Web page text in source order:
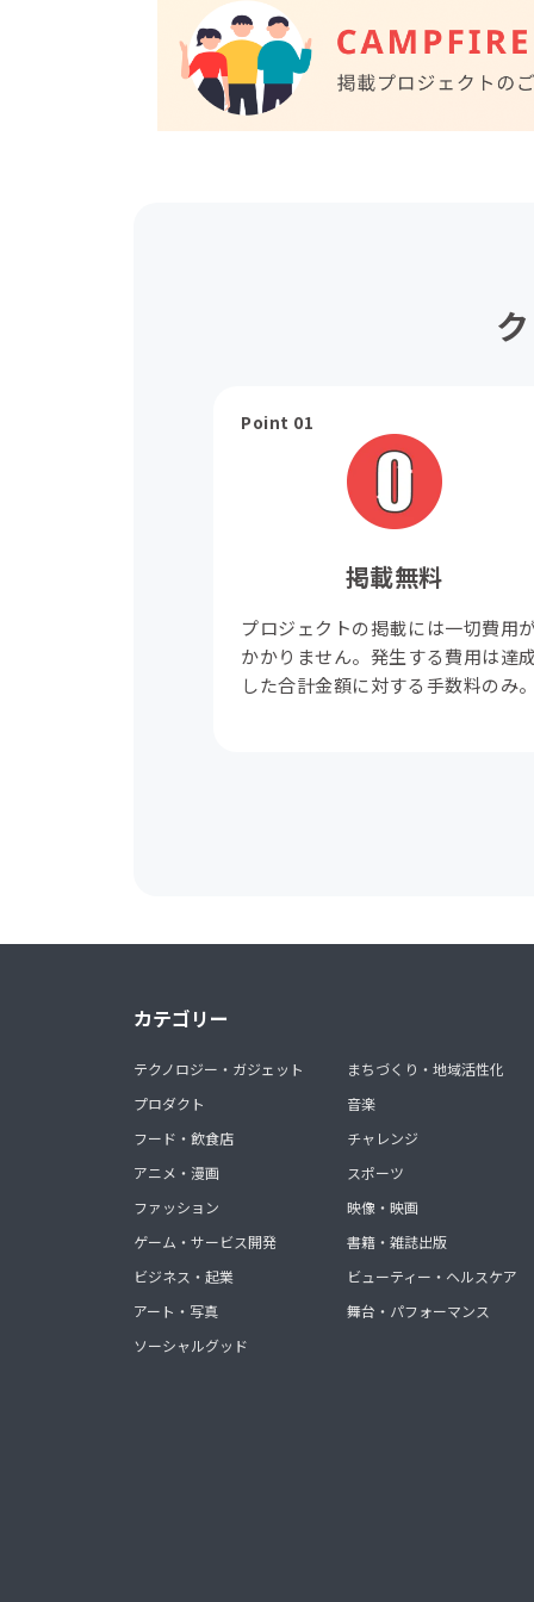
Point 01
掲載無料
プロジェクトの掲載には一切費用
かかりません。発生する費用は達
した合計金額に対する手数料のみ
カテゴリー
テクノロジー・ガジェット
プロダクト
フード・飲食店
アニメ・漫画
ファッション
ゲーム・サービス開発
ビジネス・起業
アート・写真
ソーシャルグッド
まちづくり・地域活性化
音楽
チャレンジ
スポーツ
映像・映画
書籍・雑誌出版
ビューティー・ヘルスケア
舞台・パフォーマンス